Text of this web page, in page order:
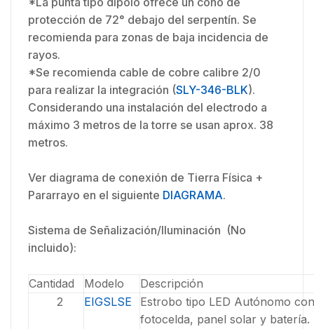
protección de 72° debajo del serpentín. Se
recomienda para zonas de baja incidencia de
rayos.
*Se recomienda cable de cobre calibre 2/0
para realizar la integración (SLY-346-BLK).
Considerando una instalación del electrodo a
máximo 3 metros de la torre se usan aprox. 38
metros.
Ver diagrama de conexión de Tierra Física +
Pararrayo en el siguiente DIAGRAMA.
Sistema de Señalización/Iluminación (No
incluido):
Cantidad Modelo
Descripción
2
EIGSLSE
Estrobo tipo LED Autónomo con
fotocelda, panel solar y batería.